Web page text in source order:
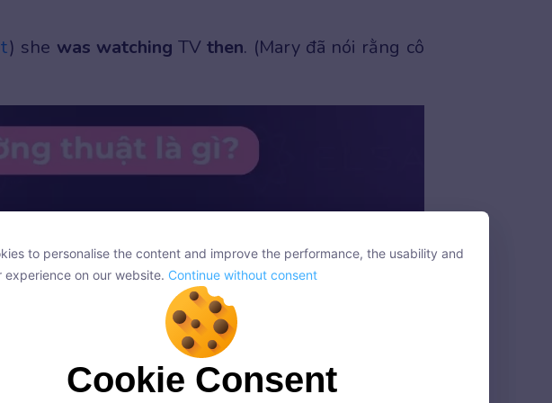
) she was watching TVthen. (Mary đã nói rằng cô
to personalise the content and improve the performance, the usability and
on our website.
Continue without consent
Cookie Consent
to personalise the content and improve the performance, the usability and
experience on our website. Continue without consent
Cookie Consent